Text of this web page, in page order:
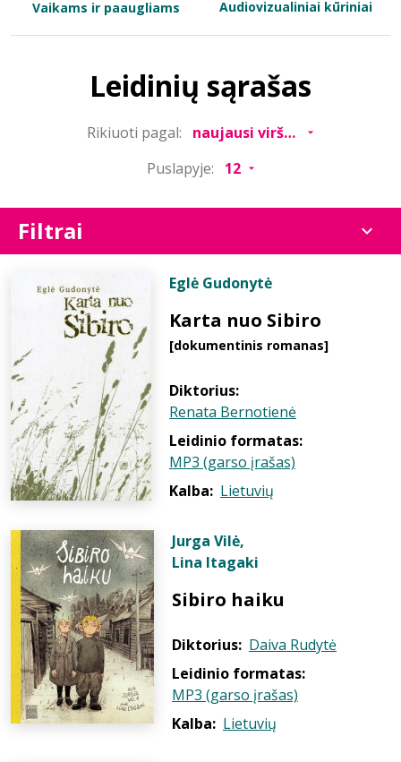
Bibliotekoms
Vaikams ir paaugliams Audiovizualiniai kūriniai
Leidinių sąrašas
Rikiuoti pagal:
Puslapyje:
Filtrai
Eglė Gudonytė
Karta nuo Sibiro
[dokumentinis romanas]
Diktorius:
Renata Bernotienė
Leidinio formatas:
MP3 (garso įrašas)
Kalba: Lietuvių
Jurga Vilė,
Lina Itagaki
Sibiro haiku
Diktorius: Daiva Rudytė
Leidinio formatas:
MP3 (garso įrašas)
Kalba: Lietuvių